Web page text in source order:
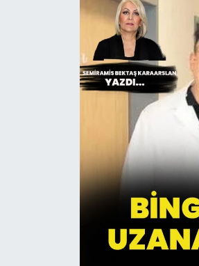
MERKEZ
RESMİ İLANLAR
SOLHAN